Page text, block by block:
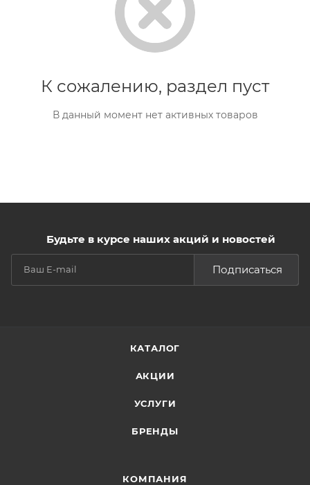
К сожалению, раздел пуст
В данный момент нет активных товаров
Будьте в курсе наших акций и новостей
Подписаться
КАТАЛОГ
АКЦИИ
УСЛУГИ
БРЕНДЫ
КОМПАНИЯ